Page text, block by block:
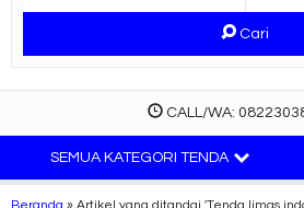
Cari
CALL/WA:
SEMUA KATEGORI TENDA
Beranda » Artikel yang ditandai 'Tenda limas